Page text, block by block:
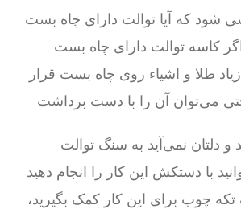
شود که آیا توالت دارای چاه بست
کاسه توالت دارای چاه بست
طلا و اشیاء روی چاه بست قرار
می‌توان آن را با دست برداشت
و دلتان نمی‌آید به سنگ توالت
با دستکش این کار را انجام دهید
تکه چوب برای این کار کمک بگیرید،